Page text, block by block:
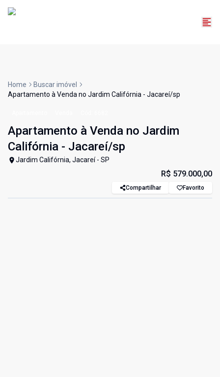
Home
Buscar imóvel
Apartamento à Venda no Jardim Califórnia - Jacareí/sp
Apartamento à Venda no Jardim
Califórnia - Jacareí/sp
Jardim Califórnia, Jacareí - SP
R$ 579.000,00
Compartilhar Favorito